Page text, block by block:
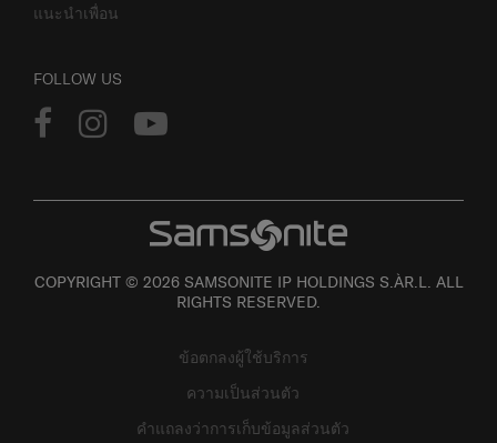
แนะนำเพื่อน
FOLLOW US
COPYRIGHT © 2026 SAMSONITE IP HOLDINGS S.ÀR.L. ALL
RIGHTS RESERVED.
ข้อตกลงผู้ใช้บริการ
ความเป็นส่วนตัว
คำแถลงว่าการเก็บข้อมูลส่วนตัว